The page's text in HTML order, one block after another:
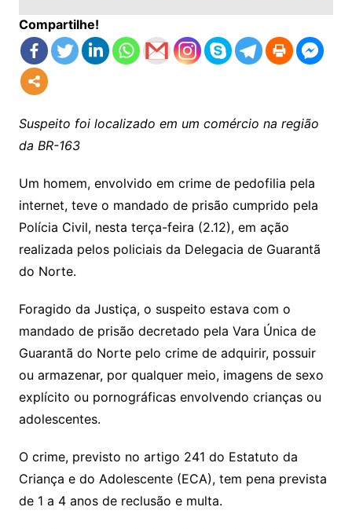
Compartilhe!
Suspeito foi localizado em um comércio na região
da BR-163
Um homem, envolvido em crime de pedofilia pela
internet, teve o mandado de prisão cumprido pela
Polícia Civil, nesta terça-feira (2.12), em ação
realizada pelos policiais da Delegacia de Guarantã
do Norte.
Foragido da Justiça, o suspeito estava com o
mandado de prisão decretado pela Vara Única de
Guarantã do Norte pelo crime de adquirir, possuir
ou armazenar, por qualquer meio, imagens de sexo
explícito ou pornográficas envolvendo crianças ou
adolescentes.
O crime, previsto no artigo 241 do Estatuto da
Criança e do Adolescente (ECA), tem pena prevista
de 1 a 4 anos de reclusão e multa.